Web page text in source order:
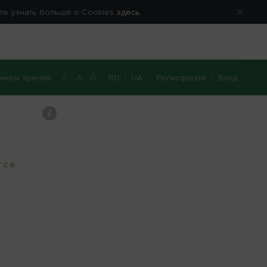
узнать больше о Cookies здесь.
зрения A A RU UA Регистрация Вход